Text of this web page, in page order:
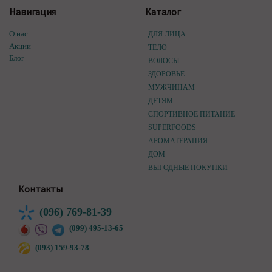
Навигация
О нас
Акции
Блог
Каталог
ДЛЯ ЛИЦА
ТЕЛО
ВОЛОСЫ
ЗДОРОВЬЕ
МУЖЧИНАМ
ДЕТЯМ
СПОРТИВНОЕ ПИТАНИЕ
SUPERFOODS
АРОМАТЕРАПИЯ
ДОМ
ВЫГОДНЫЕ ПОКУПКИ
Контакты
(096) 769-81-39
(099) 495-13-65
(093) 159-93-78